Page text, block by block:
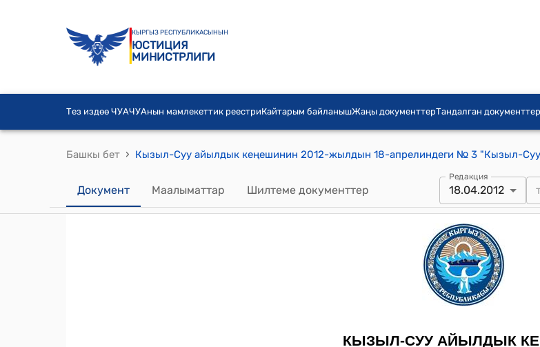
КЫРГЫЗ РЕСПУБЛИКАСЫНЫН
ЮСТИЦИЯ
МИНИСТРЛИГИ
Тез издөө ЧУАЧУАнын мамлекеттик реестриКайтарым байланышЖаңы документтерТандалган документтер
Башкы бет ›
Документ Маалыматтар Шилтеме документтер
Редакция
18.04.2012